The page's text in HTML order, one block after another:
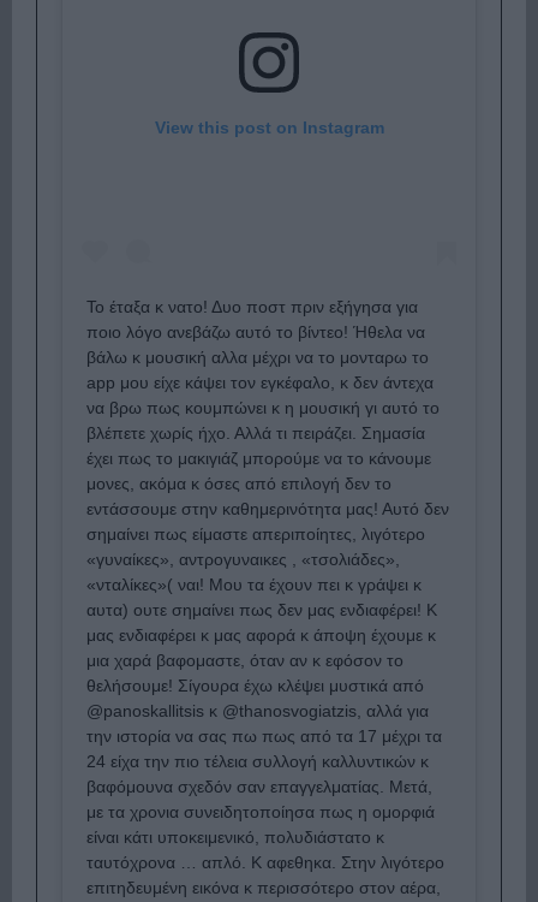
View this post on Instagram
Το έταξα κ νατο! Δυο ποστ πριν εξήγησα για
ποιο λόγο ανεβάζω αυτό το βίντεο! Ήθελα να
βάλω κ μουσική αλλα μέχρι να το μονταρω το
app μου είχε κάψει τον εγκέφαλο, κ δεν άντεχα
να βρω πως κουμπώνει κ η μουσική γι αυτό το
βλέπετε χωρίς ήχο. Αλλά τι πειράζει. Σημασία
έχει πως το μακιγιάζ μπορούμε να το κάνουμε
μονες, ακόμα κ όσες από επιλογή δεν το
εντάσσουμε στην καθημερινότητα μας! Αυτό δεν
σημαίνει πως είμαστε απεριποίητες, λιγότερο
«γυναίκες», αντρογυναικες , «τσολιάδες»,
«νταλίκες»( ναι! Μου τα έχουν πει κ γράψει κ
αυτα) ουτε σημαίνει πως δεν μας ενδιαφέρει! Κ
μας ενδιαφέρει κ μας αφορά κ άποψη έχουμε κ
μια χαρά βαφομαστε, όταν αν κ εφόσον το
θελήσουμε! Σίγουρα έχω κλέψει μυστικά από
@panoskallitsis κ @thanosvogiatzis, αλλά για
την ιστορία να σας πω πως από τα 17 μέχρι τα
24 είχα την πιο τέλεια συλλογή καλλυντικών κ
βαφόμουνα σχεδόν σαν επαγγελματίας. Μετά,
με τα χρονια συνειδητοποίησα πως η ομορφιά
είναι κάτι υποκειμενικό, πολυδιάστατο κ
ταυτόχρονα … απλό. Κ αφεθηκα. Στην λιγότερο
επιτηδευμένη εικόνα κ περισσότερο στον αέρα,